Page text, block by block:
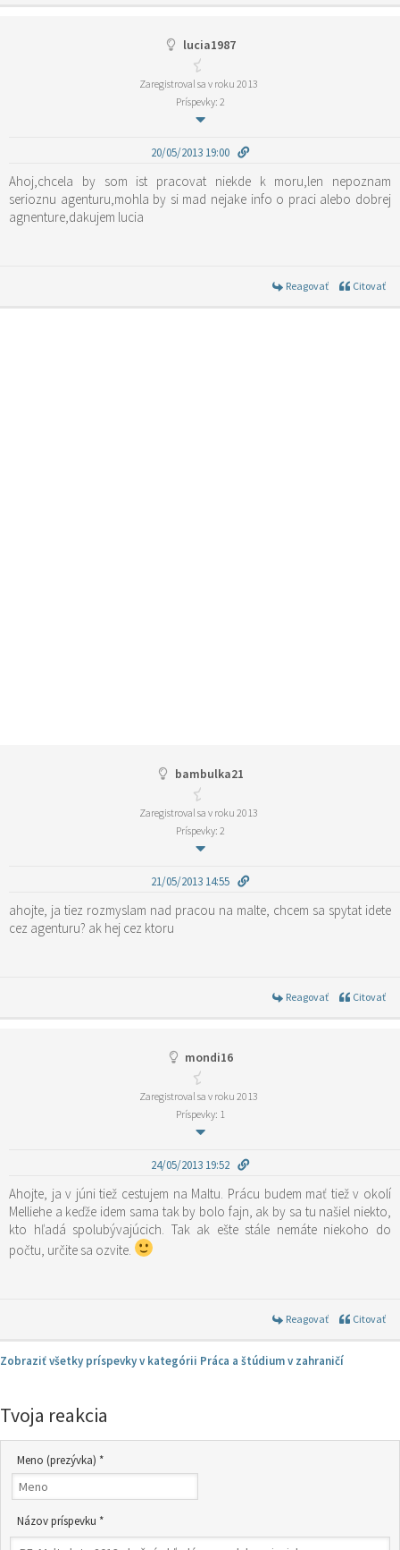
lucia1987
Zaregistroval sa v roku 2013
Príspevky: 2
20/05/2013 19:00
Ahoj,chcela by som ist pracovat niekde k moru,len nepoznam
serioznu agenturu,mohla by si mad nejake info o praci alebo dobrej
agnenture,dakujem lucia
Reagovať Citovať
bambulka21
Zaregistroval sa v roku 2013
Príspevky: 2
21/05/2013 14:55
ahojte, ja tiez rozmyslam nad pracou na malte, chcem sa spytat idete
cez agenturu? ak hej cez ktoru
Reagovať Citovať
mondi16
Zaregistroval sa v roku 2013
Príspevky: 1
24/05/2013 19:52
Ahojte, ja v júni tiež cestujem na Maltu. Prácu budem mať tiež v okolí
Melliehe a keďže idem sama tak by bolo fajn, ak by sa tu našiel niekto,
kto hľadá spolubývajúcich. Tak ak ešte stále nemáte niekoho do
počtu, určite sa ozvite.
Reagovať Citovať
Zobraziť všetky príspevky v kategórii Práca a štúdium v zahraničí
Tvoja reakcia
Meno (prezývka) *
Názov príspevku *